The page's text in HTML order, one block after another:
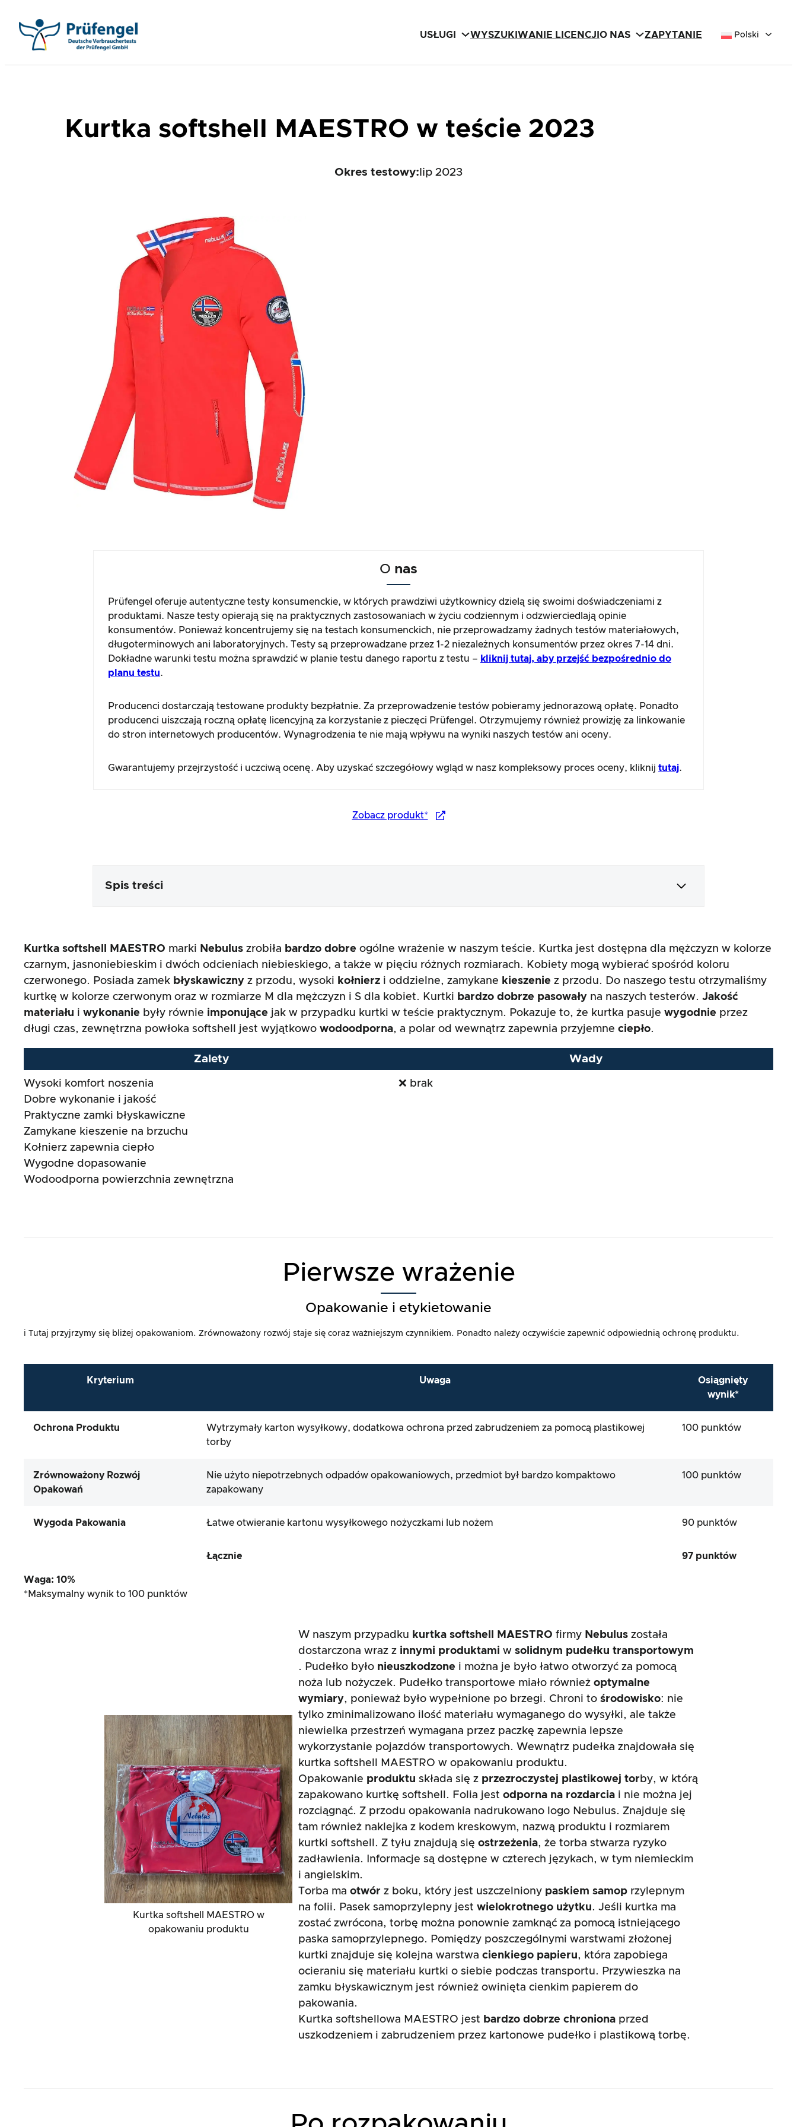
USŁUGI WYSZUKIWANIE LICENCJI O NAS ZAPYTANIE Polski
Kurtka softshell MAESTRO w teście 2023
Okres testowy: lip 2023
O nas
Prüfengel oferuje autentyczne testy konsumenckie, w których prawdziwi użytkownicy dzielą się swoimi doświadczeniami z
produktami. Nasze testy opierają się na praktycznych zastosowaniach w życiu codziennym i odzwierciedlają opinie
konsumentów. Ponieważ koncentrujemy się na testach konsumenckich, nie przeprowadzamy żadnych testów materiałowych,
długoterminowych ani laboratoryjnych. Testy są przeprowadzane przez 1-2 niezależnych konsumentów przez okres 7-14 dni.
Dokładne warunki testu można sprawdzić w planie testu danego raportu z testu – kliknij tutaj, aby przejść bezpośrednio do
planu testu.
Producenci dostarczają testowane produkty bezpłatnie. Za przeprowadzenie testów pobieramy jednorazową opłatę. Ponadto
producenci uiszczają roczną opłatę licencyjną za korzystanie z pieczęci Prüfengel. Otrzymujemy również prowizję za linkowanie
do stron internetowych producentów. Wynagrodzenia te nie mają wpływu na wyniki naszych testów ani oceny.
Gwarantujemy przejrzystość i uczciwą ocenę. Aby uzyskać szczegółowy wgląd w nasz kompleksowy proces oceny, kliknij tutaj.
Zobacz produkt*
Spis treści
Stosunek ceny do wydajności
Kurtka softshell MAESTRO marki Nebulus zrobiła bardzo dobre ogólne wrażenie w naszym teście. Kurtka jest dostępna dla mężczyzn w kolorze
czarnym, jasnoniebieskim i dwóch odcieniach niebieskiego, a także w pięciu różnych rozmiarach. Kobiety mogą wybierać spośród koloru
czerwonego. Posiada zamek błyskawiczny z przodu, wysoki kołnierz i oddzielne, zamykane kieszenie z przodu. Do naszego testu otrzymaliśmy
kurtkę w kolorze czerwonym oraz w rozmiarze M dla mężczyzn i S dla kobiet. Kurtki bardzo dobrze pasowały na naszych testerów. Jakość
materiału i wykonanie były równie imponujące jak w przypadku kurtki w teście praktycznym. Pokazuje to, że kurtka pasuje wygodnie przez
długi czas, zewnętrzna powłoka softshell jest wyjątkowo wodoodporna, a polar od wewnątrz zapewnia przyjemne ciepło.
Zalety
Wysoki komfort noszenia
Dobre wykonanie i jakość
Praktyczne zamki błyskawiczne
Zamykane kieszenie na brzuchu
Kołnierz zapewnia ciepło
Wygodne dopasowanie
Wodoodporna powierzchnia zewnętrzna
Wady
❌ brak
Pierwsze wrażenie
Opakowanie i etykietowanie
ℹ️ Tutaj przyjrzymy się bliżej opakowaniom. Zrównoważony rozwój staje się coraz ważniejszym czynnikiem. Ponadto należy oczywiście zapewnić odpowiednią ochronę produktu.
Kryterium Uwaga
Osiągnięty
wynik*
Ochrona Produktu
Wytrzymały karton wysyłkowy, dodatkowa ochrona przed zabrudzeniem za pomocą plastikowej
torby
100 punktów
Zrównoważony Rozwój
Opakowań
Nie użyto niepotrzebnych odpadów opakowaniowych, przedmiot był bardzo kompaktowo
zapakowany
100 punktów
Wygoda Pakowania Łatwe otwieranie kartonu wysyłkowego nożyczkami lub nożem 90 punktów
Łącznie 97 punktów
Waga: 10%
*Maksymalny wynik to 100 punktów
Kurtka softshell MAESTRO w
opakowaniu produktu
W naszym przypadku kurtka softshell MAESTRO firmy Nebulus została
dostarczona wraz z innymi produktami wsolidnym pudełku transportowym
. Pudełko było nieuszkodzone i można je było łatwo otworzyć za pomocą
noża lub nożyczek. Pudełko transportowe miało równieżoptymalne
wymiary, ponieważ było wypełnione po brzegi. Chroni tośrodowisko: nie
tylko zminimalizowano ilość materiału wymaganego do wysyłki, ale także
niewielka przestrzeń wymagana przez paczkę zapewnia lepsze
wykorzystanie pojazdów transportowych. Wewnątrz pudełka znajdowała się
kurtka softshell MAESTRO w opakowaniu produktu.
Opakowanie produktu składa się z przezroczystej plastikowej tor by, w którą
zapakowano kurtkę softshell. Folia jestodporna na rozdarcia i nie można jej
rozciągnąć. Z przodu opakowania nadrukowano logo Nebulus. Znajduje się
tam również naklejka z kodem kreskowym, nazwą produktu i rozmiarem
kurtki softshell. Z tyłu znajdują sięostrzeżenia, że torba stwarza ryzyko
zadławienia. Informacje są dostępne w czterech językach, w tym niemieckim
i angielskim.
Torba maotwór z boku, który jest uszczelniony paskiem samop rzylepnym
na folii. Pasek samoprzylepny jestwielokrotnego użytku. Jeśli kurtka ma
zostać zwrócona, torbę można ponownie zamknąć za pomocą istniejącego
paska samoprzylepnego. Pomiędzy poszczególnymi warstwami złożonej
kurtki znajduje się kolejna warstwacienkiego papieru, która zapobiega
ocieraniu się materiału kurtki o siebie podczas transportu. Przywieszka na
zamku błyskawicznym jest również owinięta cienkim papierem do
pakowania.
Kurtka softshellowa MAESTRO jest bardzo dobrzechroniona przed
uszkodzeniem i zabrudzeniem przez kartonowe pudełko i plastikową torbę.